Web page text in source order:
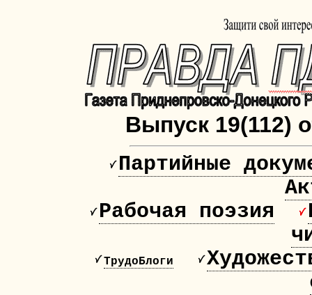
Выпуск 19(112)
Партийные
Рабочая поэзия
ТрудоБлоги